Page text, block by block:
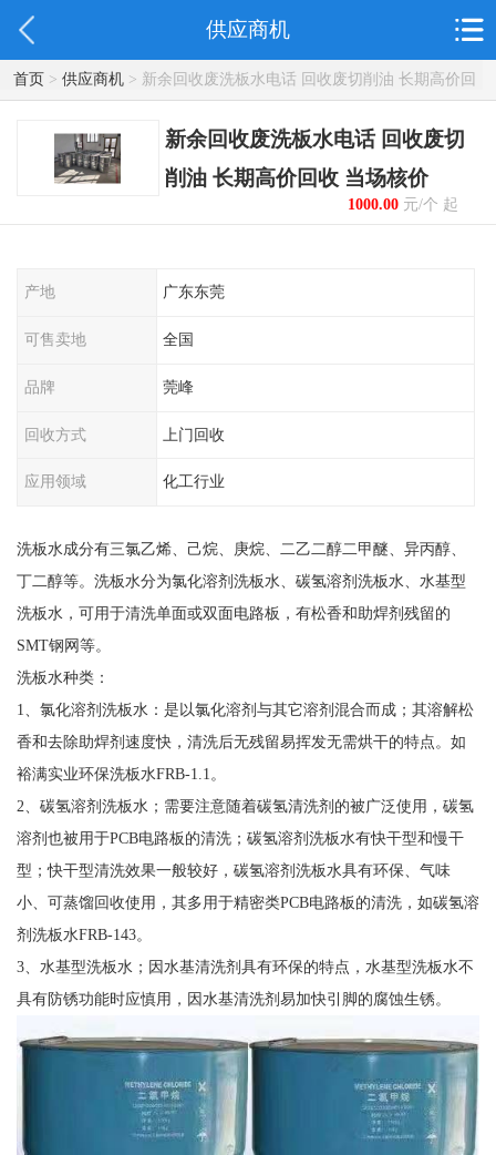
供应商机
首页> 供应商机> 新余回收废洗板水电话 回收废切削油 长期高价回
收 当场核价
新余回收废洗板水电话 回收废切
削油 长期高价回收 当场核价
1000.00元/个 起
产地 广东东莞
可售卖地 全国
品牌 莞峰
回收方式 上门回收
应用领域 化工行业
洗板水成分有三氯乙烯、己烷、庚烷、二乙二醇二甲醚、异丙醇、
丁二醇等。洗板水分为氯化溶剂洗板水、碳氢溶剂洗板水、水基型
洗板水，可用于清洗单面或双面电路板，有松香和助焊剂残留的
SMT钢网等。
洗板水种类：
1、氯化溶剂洗板水：是以氯化溶剂与其它溶剂混合而成；其溶解松
香和去除助焊剂速度快，清洗后无残留易挥发无需烘干的特点。如
裕满实业环保洗板水FRB-1.1。
2、碳氢溶剂洗板水；需要注意随着碳氢清洗剂的被广泛使用，碳氢
溶剂也被用于PCB电路板的清洗；碳氢溶剂洗板水有快干型和慢干
型；快干型清洗效果一般较好，碳氢溶剂洗板水具有环保、气味
小、可蒸馏回收使用，其多用于精密类PCB电路板的清洗，如碳氢溶
剂洗板水FRB-143。
3、水基型洗板水；因水基清洗剂具有环保的特点，水基型洗板水不
具有防锈功能时应慎用，因水基清洗剂易加快引脚的腐蚀生锈。